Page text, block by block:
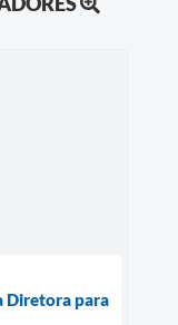
Diretora para